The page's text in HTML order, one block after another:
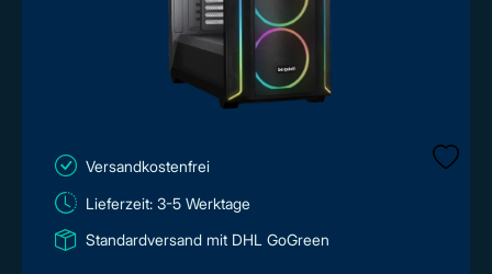
Versandkostenfrei
Lieferzeit: 3-5 Werktage
Standardversand mit DHL GoGreen